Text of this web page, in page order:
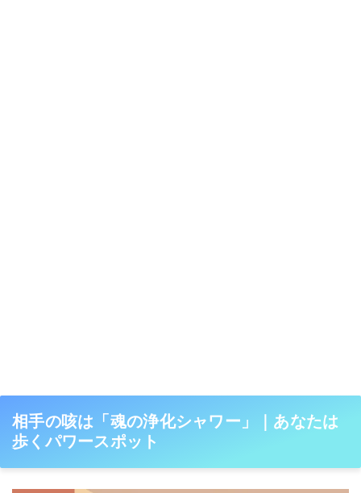
相手の咳は「魂の浄化シャワー」｜あなたは
歩くパワースポット